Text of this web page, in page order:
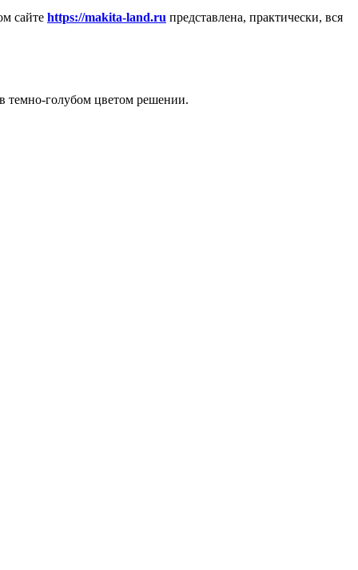
сайте https://makita-land.ru представлена, практически, вся
темно-голубом цветом решении.